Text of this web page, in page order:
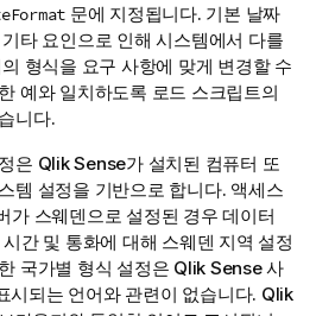
문에 지정됩니다. 기본 날짜
타 요인으로 인해 시스템에서 다를
형식을 요구 사항에 맞게 변경할 수
예와 일치하도록 로드 스크립트의
니다.
은 Qlik Sense가 설치된 컴퓨터 또
템 설정을 기반으로 합니다. 액세스
가 스웨덴으로 설정된 경우 데이터
간 및 통화에 대해 스웨덴 지역 설정
국가별 형식 설정은 Qlik Sense사
시되는 언어와 관련이 없습니다. Qlik